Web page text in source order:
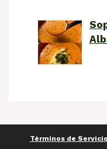
Términos de Servicio